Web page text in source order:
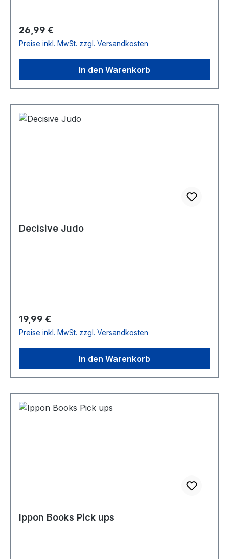
Regulärer Preis:
26,99 €
Preise inkl. MwSt. zzgl. Versandkosten
In den Warenkorb
Decisive Judo
Regulärer Preis:
19,99 €
Preise inkl. MwSt. zzgl. Versandkosten
In den Warenkorb
Ippon Books Pick ups